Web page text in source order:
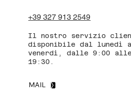
+39 327 913 2549
Il nostro servizio
disponibile dal lunedì
venerdì, dalle 9:00 alle
19:30.
MAIL